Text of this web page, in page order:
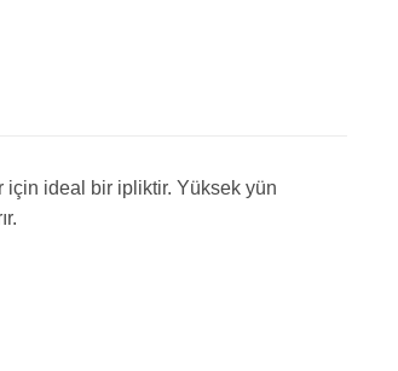
için ideal bir ipliktir. Yüksek yün